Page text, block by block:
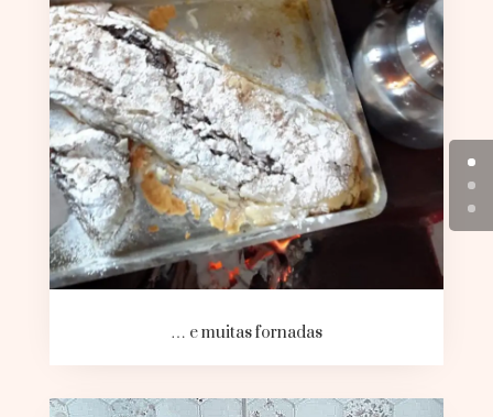
… e muitas fornadas